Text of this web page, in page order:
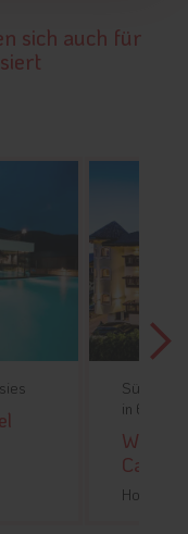
sich auch für
Südtirol -
in Enneberg
Call
Hotel